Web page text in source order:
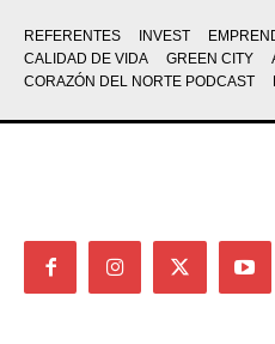
REFERENTES INVEST
CALIDAD DE VIDA
GREEN CITY
CORAZÓN DEL NORTE PODCAST